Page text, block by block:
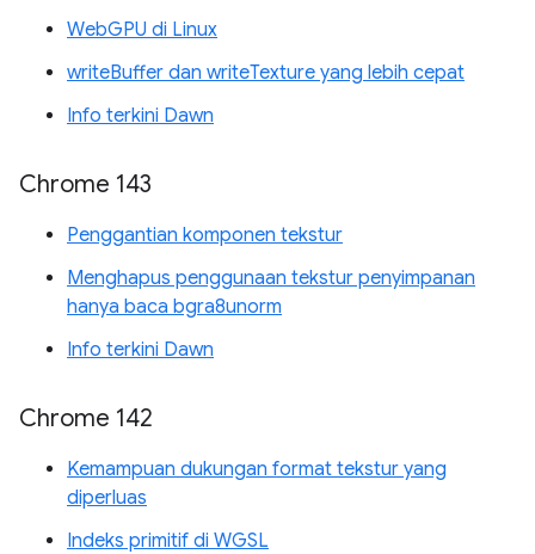
WebGPU di Linux
writeBuffer dan writeTexture yang lebih cepat
Info terkini Dawn
Chrome 143
Penggantian komponen tekstur
Menghapus penggunaan tekstur penyimpanan
hanya baca bgra8unorm
Info terkini Dawn
Chrome 142
Kemampuan dukungan format tekstur yang
diperluas
Indeks primitif di WGSL